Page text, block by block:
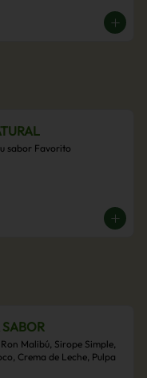
sabor Favorito
Malibú, Sirope Simple,
Crema de Leche, Pulpa